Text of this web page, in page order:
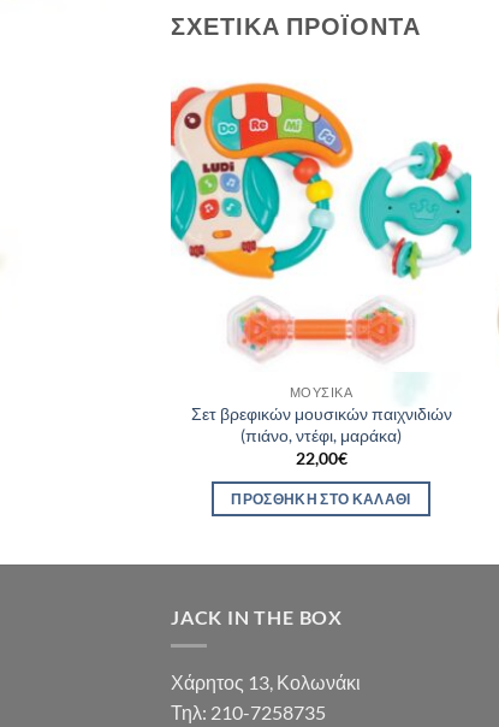
ΣΧΕΤΙΚΆ ΠΡΟΪΌΝΤΑ
ΜΟΥΣΙΚΆ
Σετ βρεφικών μουσικών παιχνιδιών
(πιάνο, ντέφι, μαράκα)
22,00€
ΠΡΟΣΘΉΚΗ ΣΤΟ ΚΑΛΆΘΙ
JACK IN THE BOX
Χάρητος 13, Κολωνάκι
Τηλ: 210-7258735